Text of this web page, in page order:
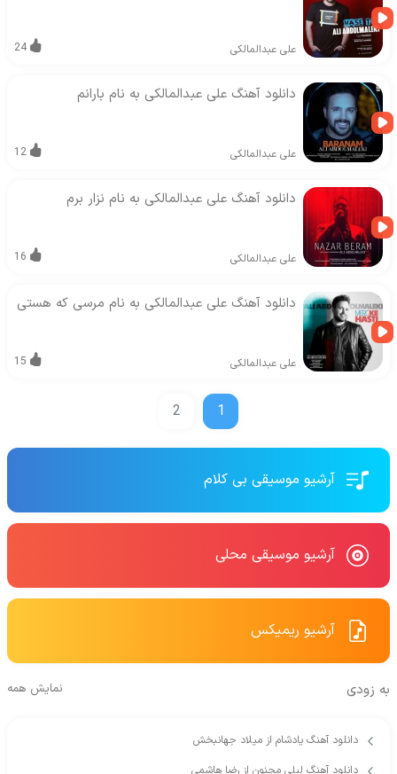
علی عبدالمالکی 24
دانلود آهنگ علی عبدالمالکی به نام بارانم
علی عبدالمالکی 12
دانلود آهنگ علی عبدالمالکی به نام نزار برم
علی عبدالمالکی 16
دانلود آهنگ علی عبدالمالکی به نام مرسی که هستی
علی عبدالمالکی 15
1
2
آرشیو موسیقی بی کلام
آرشیو موسیقی محلی
آرشیو ریمیکس
به زودی نمایش همه
دانلود آهنگ یادشام از میلاد جهانبخش
دانلود آهنگ لیلی مجنون از رضا هاشمی